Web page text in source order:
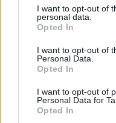
I want to opt-out of
personal data.
Opted In
I want to opt-out of
Personal Data.
Opted In
I want to opt-out of
Personal Data for
Opted In